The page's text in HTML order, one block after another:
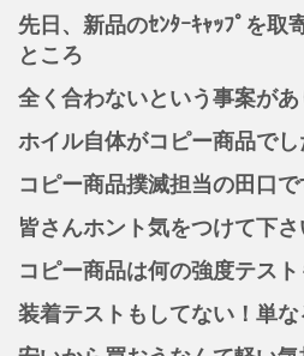
先日、新品のｾﾝﾀｰｷｬｯﾌﾟを取
ところ
全く合わないという事案があ
ホイル自体がコピー商品でし
コピー商品撲滅担当の田口で
皆さんホント気をつけて下さ
コピー商品は何の強度テスト
装着テストもしてない！単な